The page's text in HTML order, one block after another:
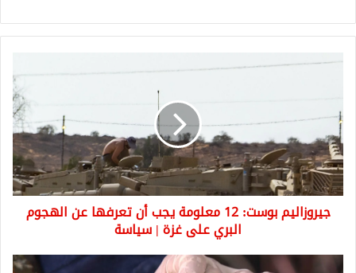
جيروزاليم
معلومة
يجب
أن
تعرفها
عن
الهجوم
البري
|
جيروزاليم بوست: 12 معلومة يجب أن تعرفها عن الهجوم
البري على غزة | سياسة
إبداع